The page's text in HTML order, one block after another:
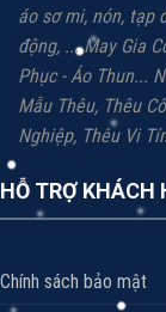
áo sơ mi, nón, tạp
động, ... May Gia
Phục - Áo Thun...
Mẫu Thêu, Thêu
Nghiệp, Thêu Vi
HỖ TRỢ KHÁCH
Chính sách bảo mật